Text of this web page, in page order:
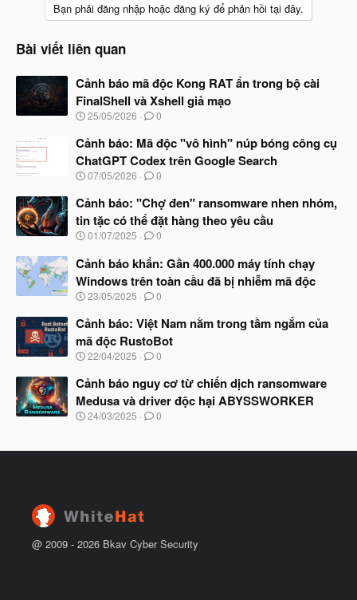
Bạn phải đăng nhập hoặc đăng ký để phản hồi tại đây.
Bài viết liên quan
Cảnh báo mã độc Kong RAT ẩn trong bộ cài
FinalShell và Xshell giả mạo
N
à
b
ắ
đ
ầ
u
25/05/2026 0
Cảnh báo: Mã độc "vô hình" núp bóng công cụ
ChatGPT Codex trên Google Search
N
à
b
ắ
đ
ầ
u
07/05/2026 0
Cảnh báo: "Chợ đen" ransomware nhen nhóm,
tin tặc có thể đặt hàng theo yêu cầu
N
à
y
b
ắ
đ
ầ
u
01/07/2025 0
Cảnh báo khẩn: Gần 400.000 máy tính chạy
Windows trên toàn cầu đã bị nhiễm mã độc
N
à
b
ắ
đ
ầ
u
23/05/2025 0
Cảnh báo: Việt Nam nằm trong tầm ngắm của
mã độc RustoBot
N
à
b
ắ
22/04/2025 0
Cảnh báo nguy cơ từ chiến dịch ransomware
Medusa và driver độc hại ABYSSWORKER
N
y
ầ
24/03/2025 0
@ 2009 - 2026 Bkav Cyber Security